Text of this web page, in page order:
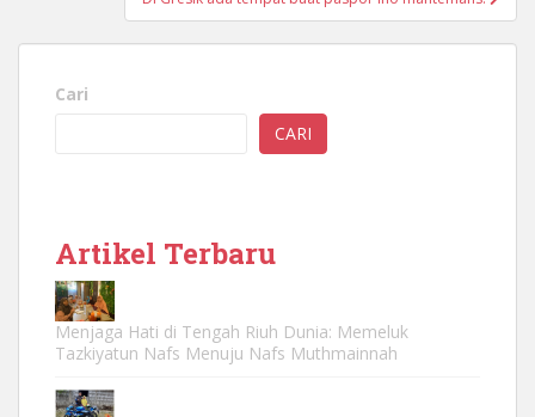
Cari
CARI
Artikel Terbaru
Menjaga Hati di Tengah Riuh Dunia: Memeluk
Tazkiyatun Nafs Menuju Nafs Muthmainnah